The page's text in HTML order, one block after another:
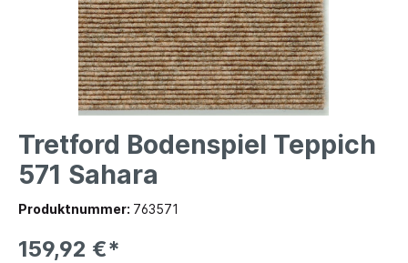
Tretford Bodenspiel Teppich
571 Sahara
Produktnummer: 763571
159,92 €*